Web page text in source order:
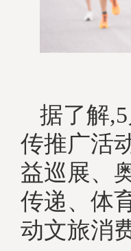
据了解
传推广活
益巡展、
传递、体
动文旅消